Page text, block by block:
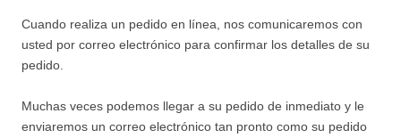
Cuando realiza un pedido en línea, nos comunicaremos con
usted por correo electrónico para confirmar los detalles de su
pedido.
Muchas veces podemos llegar a su pedido de inmediato y le
enviaremos un correo electrónico tan pronto como su pedido